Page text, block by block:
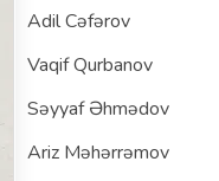
Adil Cəfərov
Vaqif Qurbanov
Səyyaf Əhmədov
Ariz Məhərrəmov